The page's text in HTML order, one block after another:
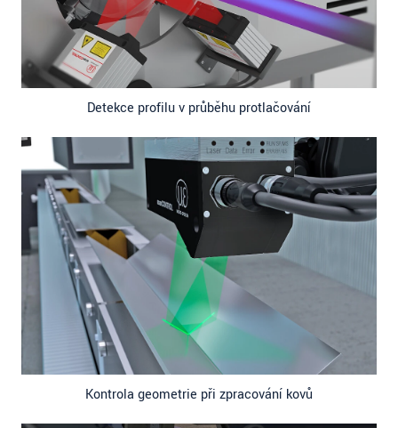
Detekce profilu v průběhu protlačování
Kontrola geometrie při zpracování kovů